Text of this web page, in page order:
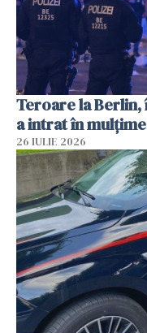
Teroare la Berlin,
a intrat în
26 IULIE 2026